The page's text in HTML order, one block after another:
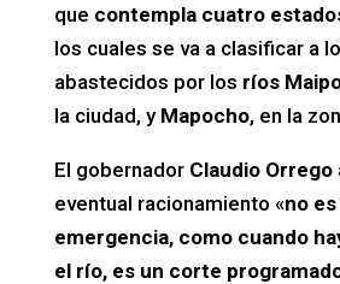
que contempla cuatro
los cuales se va a clasificar a
abastecidos por los ríos
la ciudad, yMapocho, en la
El gobernadorClaudio Orrego
eventual racionamiento «no
emergencia, como cuando
el río, es un corte